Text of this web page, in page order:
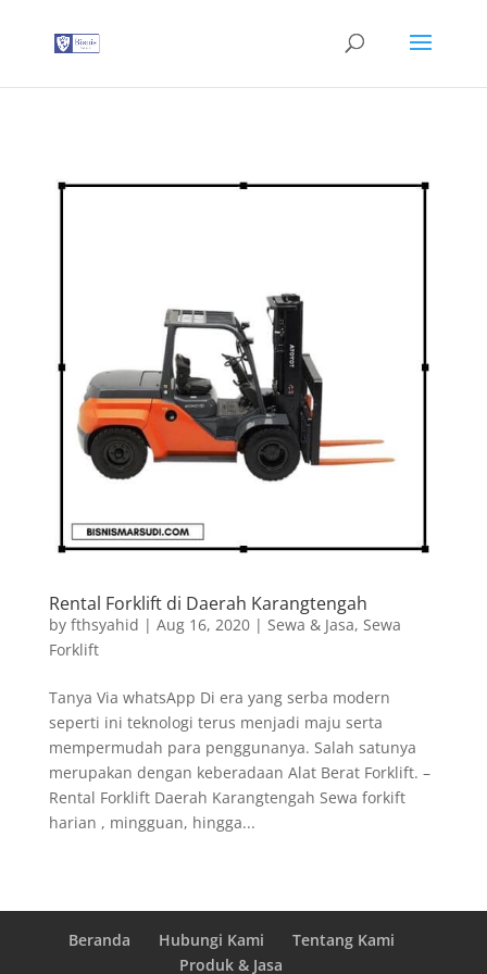
Rental Forklift di Daerah Karangtengah
by fthsyahid | Aug 16, 2020| Sewa & Jasa, Sewa
Forklift
Tanya Via whatsApp Di era yang serba modern
seperti ini teknologi terus menjadi maju serta
mempermudah para penggunanya. Salah satunya
merupakan dengan keberadaan Alat Berat Forklift. –
Rental Forklift Daerah Karangtengah Sewa forkift
harian , mingguan, hingga...
Beranda Hubungi Kami
Tentang Kami
Produk & Jasa